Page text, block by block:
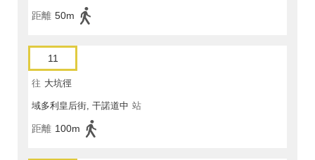
距離 50m
11
往 大坑徑
域多利皇后街, 干諾道中 站
距離 100m